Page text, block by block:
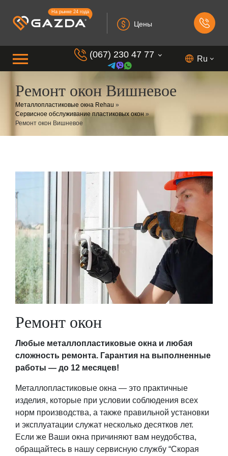
На рынке 24 года
Цены
(067) 230 47 77
(099) 230 73 37
(050) 230 7 337
Ru
Ремонт окон Вишневое
Металлопластиковые окна Rehau »
Сервисное обслуживание пластиковых окон»
Ремонт окон Вишневое
Ремонт окон
Любые металлопластиковые окна и любая
сложность ремонта. Гарантия на выполненные
работы — до 12 месяцев!
Металлопластиковые окна — это практичные
изделия, которые при условии соблюдения всех
норм производства, а также правильной установки
и эксплуатации служат несколько десятков лет.
Если же Ваши окна причиняют вам неудобства,
обращайтесь в нашу сервисную службу “Скорая